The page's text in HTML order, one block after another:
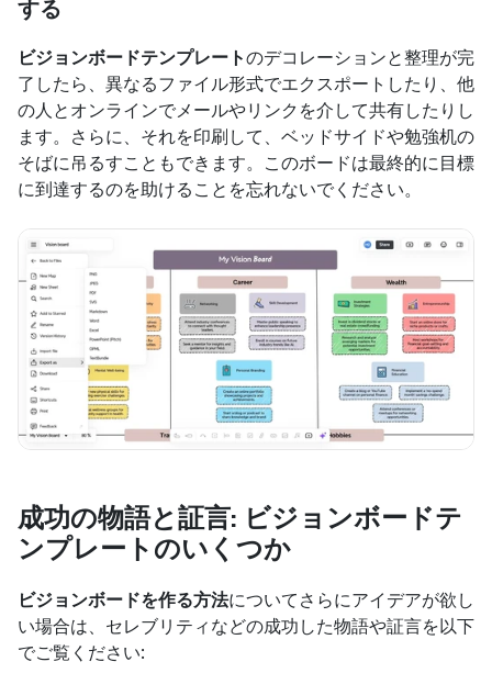
する
ビジョンボードテンプレートのデコレーションと整理が完
了したら、異なるファイル形式でエクスポートしたり、他
の人とオンラインでメールやリンクを介して共有したりし
ます。さらに、それを印刷して、ベッドサイドや勉強机の
そばに吊るすこともできます。このボードは最終的に目標
に到達するのを助けることを忘れないでください。
成功の物語と証言: ビジョンボードテ
ンプレートのいくつか
ビジョンボードを作る方法についてさらにアイデアが欲し
い場合は、セレブリティなどの成功した物語や証言を以下
でご覧ください: